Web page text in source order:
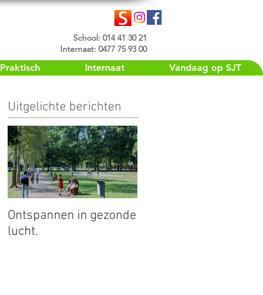
School: 014 41 30 21
Internaat: 0477 75 93 00
Praktisch Internaat Vandaag op SJT
Uitgelichte berichten
Ontspannen in gezonde
lucht.